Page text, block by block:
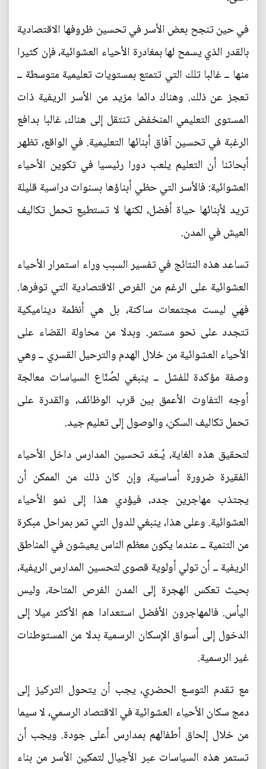
في حين تنجح بعض الأسر في تحسين ظروفها الاقتصادية
بالقدر الذي يسمح لها بمغادرة الأحياء العشوائية، فإن كثيرا
منها ــ غالبا تلك التي تتمتع بمستويات تعليمية متوسطة ــ
تعجز عن ذلك. وهناك دائما مزيد من الأسر الريفية ذات
المستوى التعليمي المنخفض تنتقل إلى هناك، غالبا بدافع
الرغبة في تحسين آفاق أبنائها التعليمية. في الواقع، تظهر
أبحاثنا أن التعليم يلعب دورا رئيسيا في تكوين الأحياء
العشوائية: فالأسر التي حظي أبناؤها بسنوات دراسية قليلة
تريد لأبنائها حياة أفضل، لكنها لا تستطيع تحمل تكاليف
العيش في المدن.
تساعد هذه النتائج في تفسير السبب وراء استمرار الأحياء
العشوائية على الرغم من الفرص الاقتصادية التي توفرها.
فهي ليست مجتمعات ساكنة، بل هي أنظمة ديناميكية
تتجدد على نحو مستمر. وبدلا من محاولة القضاء على
الأحياء العشوائية من خلال الهدم والترحيل القسري ــ وهي
وصفة مؤكدة للفشل ــ ينبغي لصُنّاع السياسات معالجة
أوجه التفاوت الأعمق بين قرب الوظائف، والقدرة على
تحمل تكاليف السكن، والوصول إلى تعليم جيد.
لتحقيق هذه الغاية، يُـعَد تحسين المدارس داخل الأحياء
الفقيرة ضرورة أساسية، وإن كان ذلك من الممكن أن
يجتذب مهاجرين جدد، فيؤدي هذا إلى نمو الأحياء
العشوائية. وعلى هذا، ينبغي للدول التي تمر بمراحل مبكرة
من التنمية ــ عندما يكون معظم الناس يعيشون في المناطق
الريفية ــ أن تولي أولوية قصوى لتحسين المدارس الريفية،
بحيث تعكس الهجرة إلى المدن الفرص المتاحة، وليس
اليأس. فالمهاجرون الأفضل استعدادا هم الأكثر ميلا إلى
الدخول إلى أسواق الإسكان الرسمية بدلا من المستوطنات
غير الرسمية.
مع تقدم التوسع الحضري، يجب أن يتحول التركيز إلى
دمج سكان الأحياء العشوائية في الاقتصاد الرسمي، لا سيما
من خلال إلحاق أطفالهم بمدارس أعلى جودة. ويجب أن
تستمر هذه السياسات عبر الأجيال لتمكين الأسر من بناء